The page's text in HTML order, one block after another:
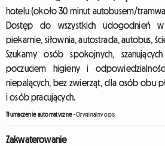
hotelu (około 30 minut autobusem/
Dostęp do wszystkich udogodnień
piekarnie, siłownia, autostrada, autobus,
Szukamy osób spokojnych,
poczuciem higieny i
niepalących, bez zwierząt, dla osób obu
i osób pracujących.
Tłumaczenie automatyczne-Oryginalny opis
Zakwaterowanie